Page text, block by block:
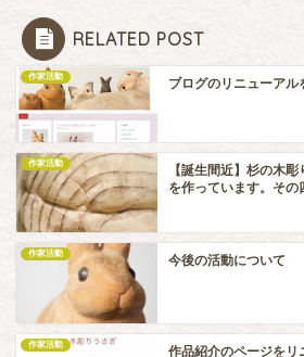
RELATED POST
作家活動 ブログのリニューアル
作家活動
【誕生間近】杉の木
を作っています。そ
作家活動 今後の活動について
作家活動 作品紹介のページをリ